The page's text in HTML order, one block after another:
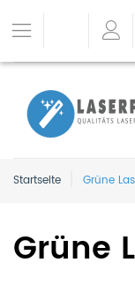
Startseite Grüne
Grüne